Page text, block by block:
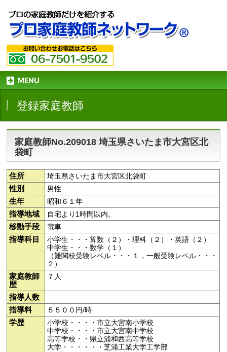
MENU
登録家庭教師
家庭教師No.209018 埼玉県さいたま市大宮区北
袋町
住所 埼玉県さいたま市大宮区北袋町
性別 男性
生年 昭和６１年
指導地域 自宅より1時間以内。
移動手段 電車
指導科目
小学生・・・算数（２）・理科（２）・英語（２）
中学生・・・数学（１）
（難関校受験レベル・・・１，一般受験レベル・・・
２）
家庭教師
歴
７人
指導人数
指導料
５５００円/時
学歴
小学校・・・・市立大宮南小学校
中学校・・・・市立大宮南中学校
高等学校・・県立浦和西高等学校
大学・・・・・・芝浦工業大学工学部